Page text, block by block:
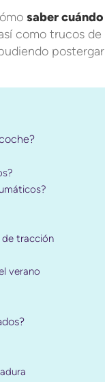
saber
como trucos
de tracción
verano